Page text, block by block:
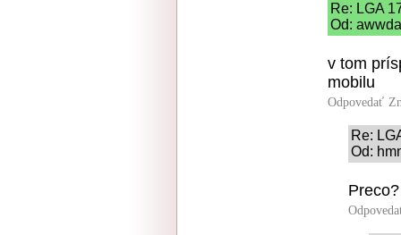
Re: LGA
Od:
v tom
mobilu
Odpovedať
Re:
Od:
Preco?